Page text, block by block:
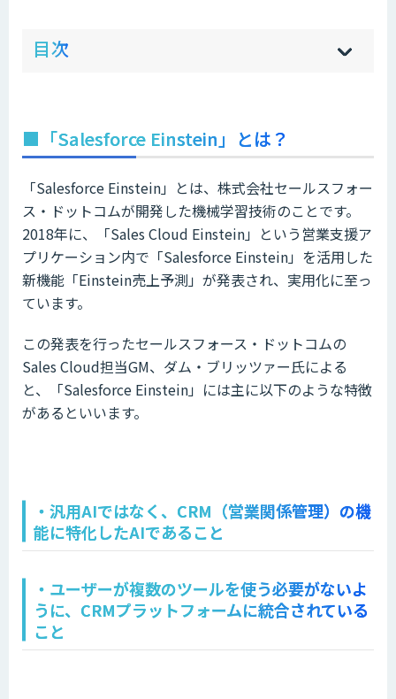
目次 hi
]
sh
]
■「Salesforce Einstein」とは？
「Salesforce Einstein」とは、株式会社セールスフォー
ス・ドットコムが開発した機械学習技術のことです。
2018年に、「Sales Cloud Einstein」という営業支援ア
プリケーション内で「Salesforce Einstein」を活用した
新機能「Einstein売上予測」が発表され、実用化に至っ
ています。
この発表を行ったセールスフォース・ドットコムの
Sales Cloud担当GM、ダム・ブリッツァー氏による
と、「Salesforce Einstein」には主に以下のような特徴
があるといいます。
・汎用AIではなく、CRM（営業関係管理）の機
能に特化したAIであること
・ユーザーが複数のツールを使う必要がないよ
うに、CRMプラットフォームに統合されている
こと